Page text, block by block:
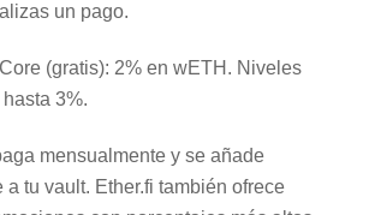
un pago.
(gratis): 2% en wETH. Niveles
3%.
mensualmente y se añade
a tu vault. Ether.fi también ofrece